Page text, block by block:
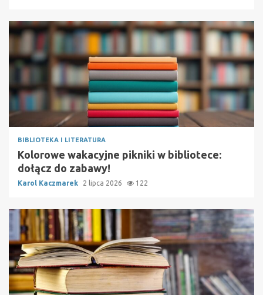
BIBLIOTEKA I LITERATURA
Kolorowe wakacyjne pikniki w bibliotece:
dołącz do zabawy!
Karol Kaczmarek 2 lipca 2026 122